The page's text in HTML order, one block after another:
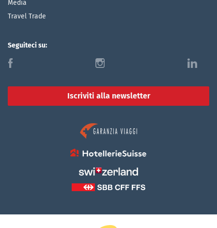
Media
Travel Trade
Seguiteci su:
f i l
Iscriviti alla newsletter